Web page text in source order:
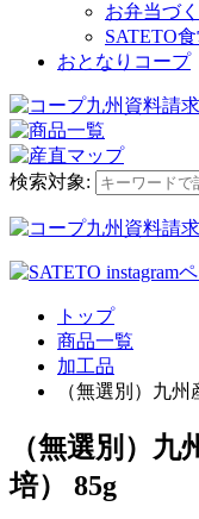
お弁当づ
SATETO
おとなりコープ
検索対象:
トップ
商品一覧
加工品
（無選別）九
（無選別）
培） 85g